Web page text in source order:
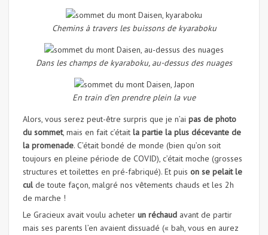
Chemins à travers les buissons de kyaraboku
Dans les champs de kyaraboku, au-dessus des nuages
En train d’en prendre plein la vue
Alors, vous serez peut-être surpris que je n’ai pas de photo
du sommet, mais en fait c’était la partie la plus décevante de
la promenade. C’était bondé de monde (bien qu’on soit
toujours en pleine période de COVID), c’était moche (grosses
structures et toilettes en pré-fabriqué). Et puis on se pelait le
cul de toute façon, malgré nos vêtements chauds et les 2h
de marche !
Le Gracieux avait voulu acheter un réchaud avant de partir
mais ses parents l’en avaient dissuadé (« bah, vous en aurez